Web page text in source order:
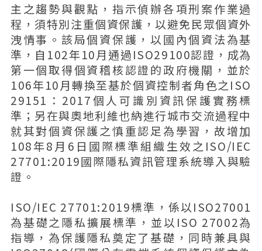
主之趨勢與觀點，指示偵辦各項刑案作業過
程，須特別注重個資保護，以避免民眾個資外
洩情事。該局個資保護，以國內個資法為基
準，自102年10月通過ISO29100認證，成為
第一個取得個資稽核認證的政府機關，並於
106年10月轉換至基於個資控制者角色之ISO
29151：2017個人可識別資訊保護實務標
準；另在與奧地利維也納進行城市交流過程中
就其對個資保護之慎重認足為學習，故增加
108年8月6日國際標準組織生效之ISO/IEC
27701:2019國際隱私資訊管理系統導入與驗
證。
ISO/IEC 27701:2019標準，係以ISO27001
為基礎之隱私擴展標準，並以ISO 27002為
指導，為保護隱私奠定了基礎，同時兼具與